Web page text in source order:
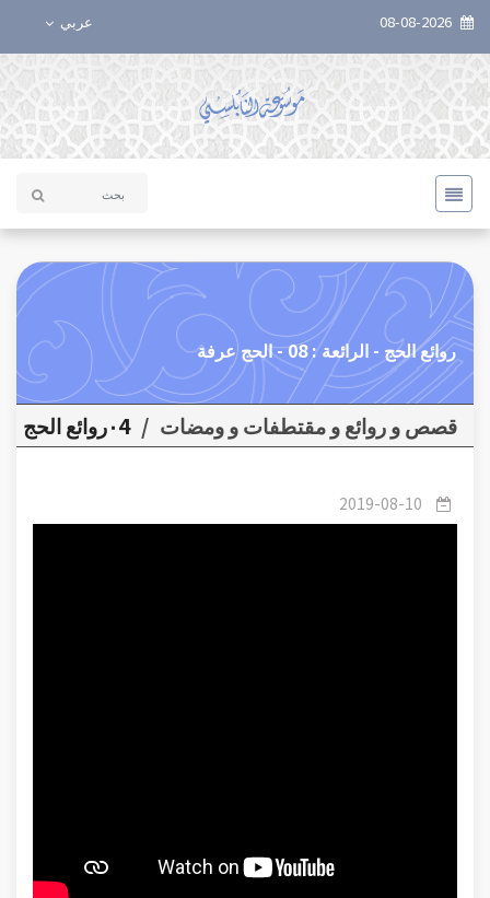
عربي
روائع الحج - الرائعة : 08 - الحج عرفة
قصص و روائع و مقتطفات و ومضات / ٠4روائع الحج
2019-08-10